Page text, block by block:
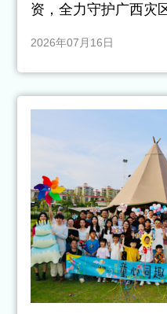
资，全力守护广西灾
2026年07月16日